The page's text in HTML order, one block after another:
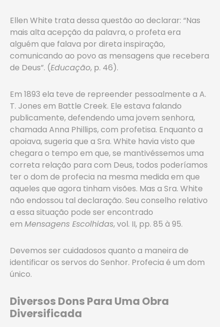
Ellen White trata dessa questão ao declarar: “Nas
mais alta acepção da palavra, o profeta era
alguém que falava por direta inspiração,
comunicando ao povo as mensagens que recebera
de Deus”. (Educação, p. 46).
Em 1893 ela teve de repreender pessoalmente a A.
T. Jones em Battle Creek. Ele estava falando
publicamente, defendendo uma jovem senhora,
chamada Anna Phillips, com profetisa. Enquanto a
apoiava, sugeria que a Sra. White havia visto que
chegara o tempo em que, se mantivéssemos uma
correta relação para com Deus, todos poderíamos
ter o dom de profecia na mesma medida em que
aqueles que agora tinham visões. Mas a Sra. White
não endossou tal declaração. Seu conselho relativo
a essa situação pode ser encontrado
em Mensagens Escolhidas, vol. II, pp. 85 à 95.
Devemos ser cuidadosos quanto a maneira de
identificar os servos do Senhor. Profecia é um dom
único.
Diversos Dons Para Uma Obra
Diversificada